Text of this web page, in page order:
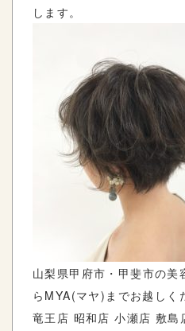
します。
山梨県甲府市・甲斐市の美
らMYA(マヤ)までお越しく
竜王店 昭和店 小瀬店 敷島